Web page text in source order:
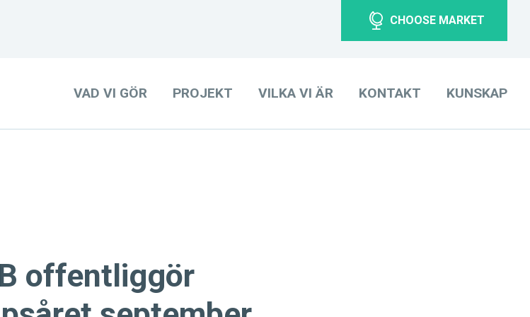
CHOOSE MARKET
VAD VI GÖR PROJEKT VILKA VI ÄR KONTAKT KUNSKAP
offentliggör